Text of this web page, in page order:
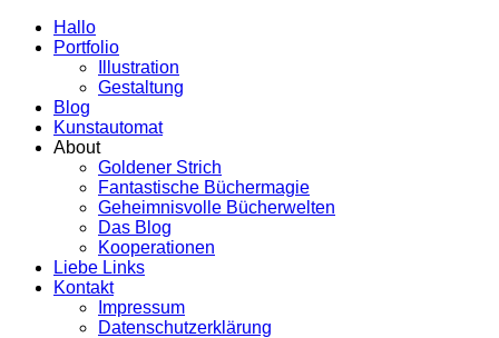
Hallo
Portfolio
Illustration
Gestaltung
Blog
Kunstautomat
About
Goldener Strich
Fantastische Büchermagie
Geheimnisvolle Bücherwelten
Das Blog
Kooperationen
Liebe Links
Kontakt
Impressum
Datenschutzerklärung